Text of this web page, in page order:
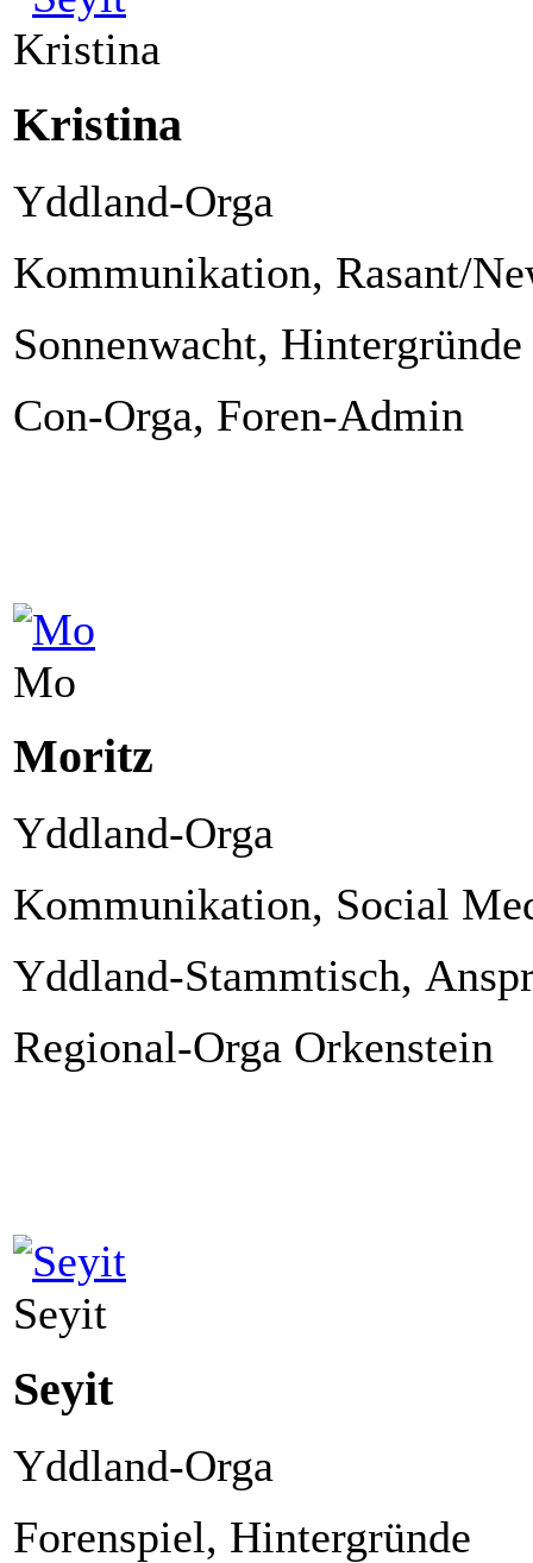
Kristina
Kristina
Yddland-Orga
Kommunikation, Rasant/
Sonnenwacht, Hintergründe
Con-Orga, Foren-Admin
Mo
Moritz
Yddland-Orga
Kommunikation, Social
Yddland-Stammtisch,
Regional-Orga Orkenstein
Seyit
Seyit
Yddland-Orga
Forenspiel, Hintergründe